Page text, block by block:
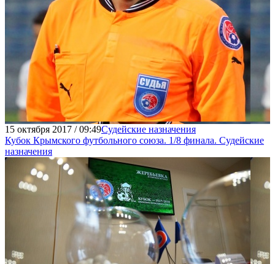
15 октября 2017 / 09:49Судейские назначения
Кубок Крымского футбольного союза. 1/8 финала. Судейские
назначения